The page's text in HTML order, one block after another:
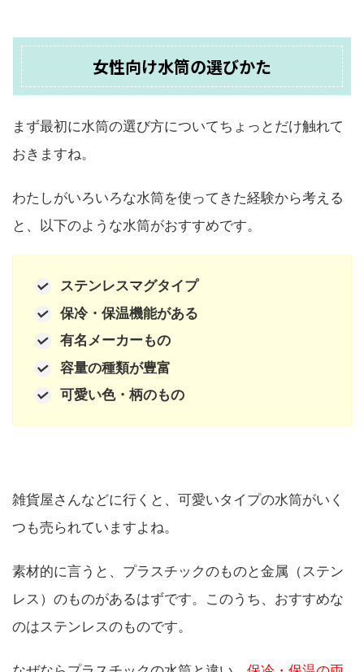
女性向け水筒の選びかた
まず最初に水筒の選び方についてちょっとだけ触れて
おきますね。
わたしがいろいろな水筒を使ってきた経験から考える
と、以下のような水筒がおすすめです。
ステンレスマグタイプ
保冷・保温機能がある
有名メーカーもの
容量の種類が豊富
可愛い色・柄のもの
雑貨屋さんなどに行くと、可愛いタイプの水筒がいく
つも売られていますよね。
素材的に言うと、プラスチックのものと金属（ステン
レス）のものがあるはずです。このうち、おすすめな
のはステンレスのものです。